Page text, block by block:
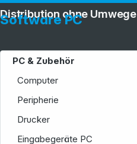
Software PC
PC & Zubehör
Computer
Peripherie
Drucker
Eingabegeräte PC
Distribution ohne Umwege